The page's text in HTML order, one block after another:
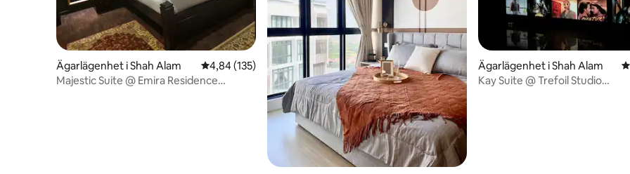
Ägarlägenhet i Shah Alam 4,84 av 5 i genomsnittligt betyg, 135 omdömen
4,84 (135)
Majestic Suite @ Emira Residence
Ägarlägenhet i Shah Alam
Kay Suite @ Trefoil Studio